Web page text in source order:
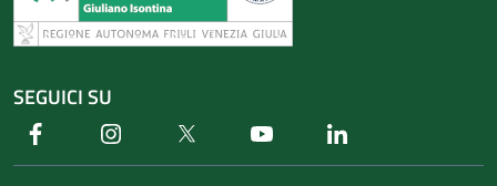
SEGUICI SU
Facebook Instagram Twitter Youtube